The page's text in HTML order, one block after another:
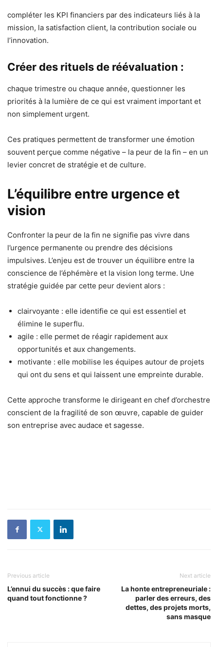
compléter les KPI financiers par des indicateurs liés à la
mission, la satisfaction client, la contribution sociale ou
l’innovation.
Créer des rituels de réévaluation :
chaque trimestre ou chaque année, questionner les
priorités à la lumière de ce qui est vraiment important et
non simplement urgent.
Ces pratiques permettent de transformer une émotion
souvent perçue comme négative – la peur de la fin – en un
levier concret de stratégie et de culture.
L’équilibre entre urgence et
vision
Confronter la peur de la fin ne signifie pas vivre dans
l’urgence permanente ou prendre des décisions
impulsives. L’enjeu est de trouver un équilibre entre la
conscience de l’éphémère et la vision long terme. Une
stratégie guidée par cette peur devient alors :
clairvoyante : elle identifie ce qui est essentiel et
élimine le superflu.
agile : elle permet de réagir rapidement aux
opportunités et aux changements.
motivante : elle mobilise les équipes autour de projets
qui ont du sens et qui laissent une empreinte durable.
Cette approche transforme le dirigeant en chef d’orchestre
conscient de la fragilité de son œuvre, capable de guider
son entreprise avec audace et sagesse.
Previous article
L’ennui du succès : que faire
quand tout fonctionne ?
Next article
La honte entrepreneuriale :
parler des erreurs, des
dettes, des projets morts,
sans masque